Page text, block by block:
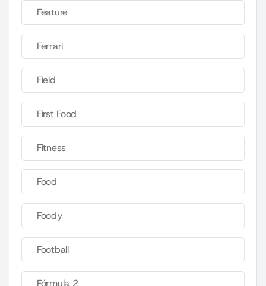
Feature
Ferrari
Field
First Food
Fitness
Food
Foody
Football